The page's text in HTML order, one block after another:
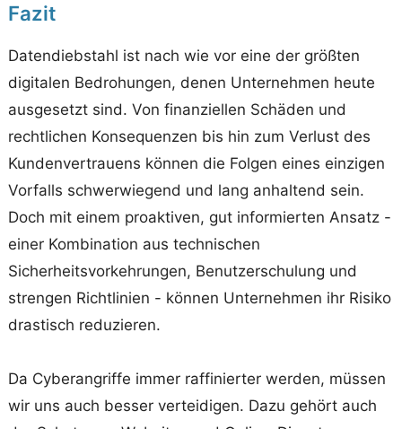
Fazit
Datendiebstahl ist nach wie vor eine der größten
digitalen Bedrohungen, denen Unternehmen heute
ausgesetzt sind. Von finanziellen Schäden und
rechtlichen Konsequenzen bis hin zum Verlust des
Kundenvertrauens können die Folgen eines einzigen
Vorfalls schwerwiegend und lang anhaltend sein.
Doch mit einem proaktiven, gut informierten Ansatz -
einer Kombination aus technischen
Sicherheitsvorkehrungen, Benutzerschulung und
strengen Richtlinien - können Unternehmen ihr Risiko
drastisch reduzieren.
Da Cyberangriffe immer raffinierter werden, müssen
wir uns auch besser verteidigen. Dazu gehört auch